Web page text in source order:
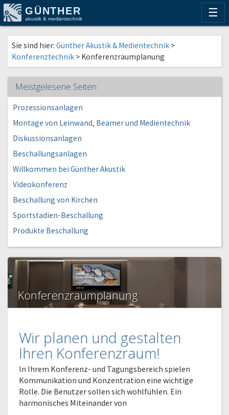
GÜNTHER
akustik & medientechnik ☰
Sie sind hier: Günther Akustik & Medientechnik >
Konferenztechnik > Konferenzraumplanung
Meistgelesene Seiten
Prozessionsanlagen
Montage von Leinwand, Beamer und Medientechnik
Diskussionsanlagen
Beschallungsanlagen
Willkommen bei Günther Akustik
Videokonferenz
Beschallung von Kirchen
Sportstadien-Beschallung
Produkte Beschallung
Konferenzraumplanung
Wir planen und gestalten
Ihren Konferenzraum!
In Ihrem Konferenz- und Tagungsbereich spielen
Kommunikation und Konzentration eine wichtige
Rolle. Die Benutzer sollen sich wohlfühlen. Ein
harmonisches Miteinander von